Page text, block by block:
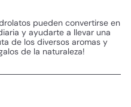
pueden convertirse en
y ayudarte a llevar una
de los diversos aromas y
de la naturaleza!